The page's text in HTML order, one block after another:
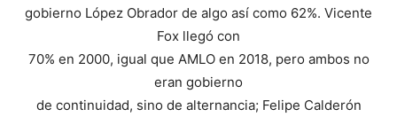
gobierno López Obrador de algo así como 62%. Vicente
Fox llegó con
70% en 2000, igual que AMLO en 2018, pero ambos no
eran gobierno
de continuidad, sino de alternancia; Felipe Calderón